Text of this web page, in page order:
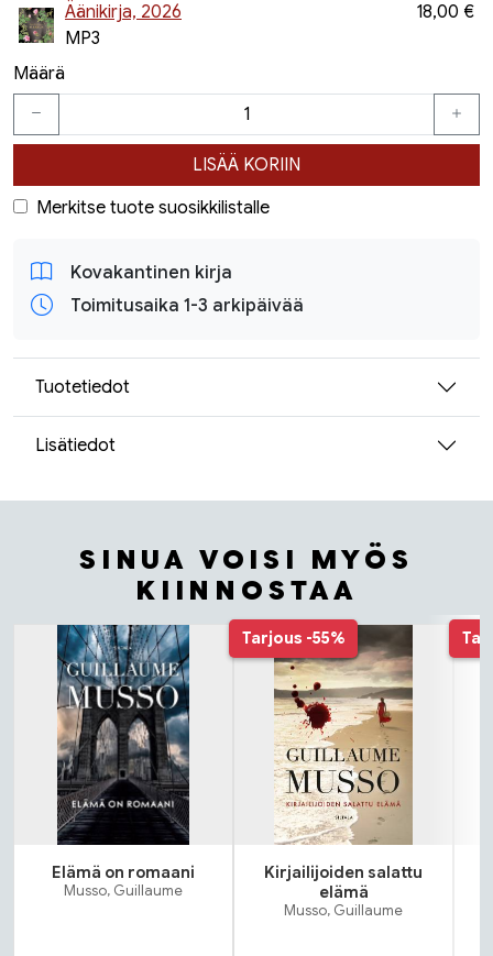
Äänikirja, 2026
MP3
18,00 €
Määrä
LISÄÄ KORIIN
Merkitse tuote suosikkilistalle
Kovakantinen kirja
Toimitusaika 1-3 arkipäivää
Tuotetiedot
Lisätiedot
SINUA VOISI MYÖS
KIINNOSTAA
Tuoteluettelon alku
Elämä on romaani
Musso, Guillaume
Tarjous -55%
Kirjailijoiden salattu
elämä
Musso, Guillaume